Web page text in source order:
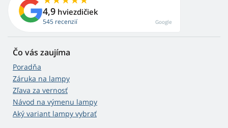
4,9 hviezdičiek
545 recenzií Google
Čo vás zaujíma
Poradňa
Záruka na lampy
Zľava za vernosť
Návod na výmenu lampy
Aký variant lampy vybrať